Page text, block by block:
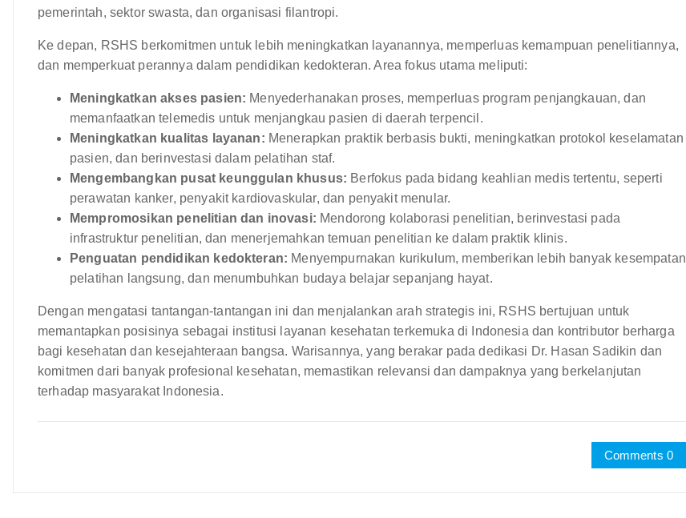
pemerintah, sektor swasta, dan organisasi filantropi.
Ke depan, RSHS berkomitmen untuk lebih meningkatkan layanannya, memperluas kemampuan penelitiannya,
dan memperkuat perannya dalam pendidikan kedokteran. Area fokus utama meliputi:
Meningkatkan akses pasien: Menyederhanakan proses, memperluas program penjangkauan, dan
memanfaatkan telemedis untuk menjangkau pasien di daerah terpencil.
Meningkatkan kualitas layanan: Menerapkan praktik berbasis bukti, meningkatkan protokol keselamatan
pasien, dan berinvestasi dalam pelatihan staf.
Mengembangkan pusat keunggulan khusus: Berfokus pada bidang keahlian medis tertentu, seperti
perawatan kanker, penyakit kardiovaskular, dan penyakit menular.
Mempromosikan penelitian dan inovasi: Mendorong kolaborasi penelitian, berinvestasi pada
infrastruktur penelitian, dan menerjemahkan temuan penelitian ke dalam praktik klinis.
Penguatan pendidikan kedokteran: Menyempurnakan kurikulum, memberikan lebih banyak kesempatan
pelatihan langsung, dan menumbuhkan budaya belajar sepanjang hayat.
Dengan mengatasi tantangan-tantangan ini dan menjalankan arah strategis ini, RSHS bertujuan untuk
memantapkan posisinya sebagai institusi layanan kesehatan terkemuka di Indonesia dan kontributor berharga
bagi kesehatan dan kesejahteraan bangsa. Warisannya, yang berakar pada dedikasi Dr. Hasan Sadikin dan
komitmen dari banyak profesional kesehatan, memastikan relevansi dan dampaknya yang berkelanjutan
terhadap masyarakat Indonesia.
Comments 0